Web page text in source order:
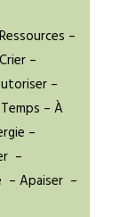
–
–
–
– À
–
–
– Apaiser –